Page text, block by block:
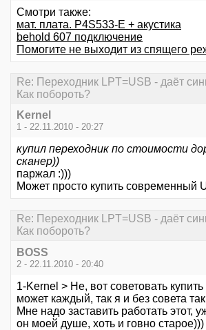
Смотри также:
мат. плата. P4S533-E + акустика
behold 607 подключение
Помогите не выходит из спящего
Re: Переходник LPT=USB - даёт
Как побороть?
Kernel
1 - 22.11.2010 - 20:27
купил переходник по стоимости
сканер))
паржал :)))
Может просто купить современный
Re: Переходник LPT=USB - даёт
Как побороть?
BOSS
2 - 22.11.2010 - 20:40
1-Kernel > Не, вот советовать
может каждый, так я и без совета
Мне надо заставить работать этот,
он моей душе, хоть и говно старое)))